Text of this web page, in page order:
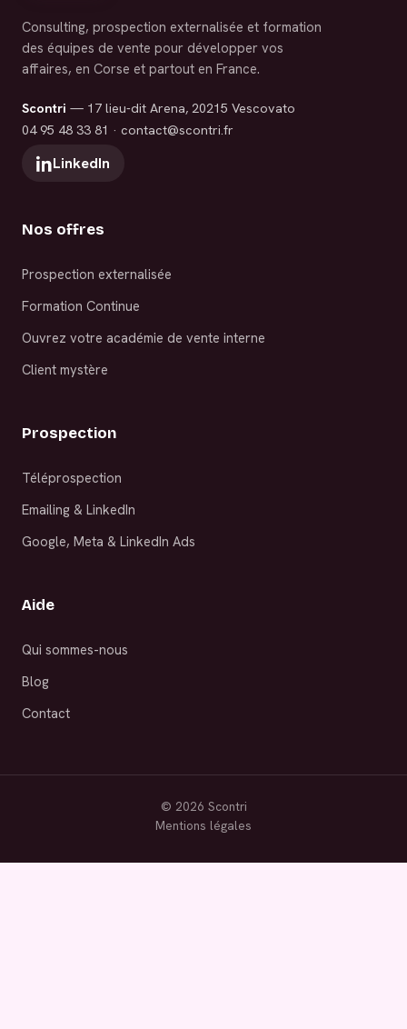
Consulting, prospection externalisée et formation
des équipes de vente pour développer vos
affaires, en Corse et partout en France.
Scontri — 17 lieu-dit Arena, 20215 Vescovato
04 95 48 33 81 · contact@scontri.fr
LinkedIn
Nos offres
Prospection externalisée
Formation Continue
Ouvrez votre académie de vente interne
Client mystère
Prospection
Téléprospection
Emailing & LinkedIn
Google, Meta & LinkedIn Ads
Aide
Qui sommes-nous
Blog
Contact
© 2026 Scontri
Mentions légales